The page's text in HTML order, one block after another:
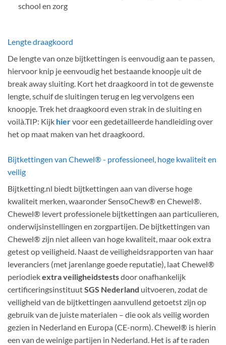
school en zorg
Lengte draagkoord
De lengte van onze bijtkettingen is eenvoudig aan te passen,
hiervoor knip je eenvoudig het bestaande knoopje uit de
break away sluiting. Kort het draagkoord in tot de gewenste
lengte, schuif de sluitingen terug en leg vervolgens een
knoopje. Trek het draagkoord even strak in de sluiting en
voilà.TIP: Kijk hiervoor een gedetailleerde handleiding over
het op maat maken van het draagkoord.
Bijtkettingen van Chewel® - professioneel, hoge kwaliteit en
veilig
Bijtketting.nl biedt bijtkettingen aan van diverse hoge
kwaliteit merken, waaronder SensoChew® en Chewel®.
Chewel® levert professionele bijtkettingen aan particulieren,
onderwijsinstellingen en zorgpartijen. De bijtkettingen van
Chewel® zijn niet alleen van hoge kwaliteit, maar ook extra
getest op veiligheid. Naast de veiligheidsrapporten van haar
leveranciers (met jarenlange goede reputatie), laat Chewel®
periodiekextra veiligheidstestsdoor onafhankelijk
certificeringsinstituutSGS Nederland uitvoeren, zodat de
veiligheid van de bijtkettingen aanvullend getoetst zijn op
gebruik van de juiste materialen – die ook als veilig worden
gezien in Nederland en Europa (CE-norm). Chewel® is hierin
een van de weinige partijen in Nederland. Het is af te raden